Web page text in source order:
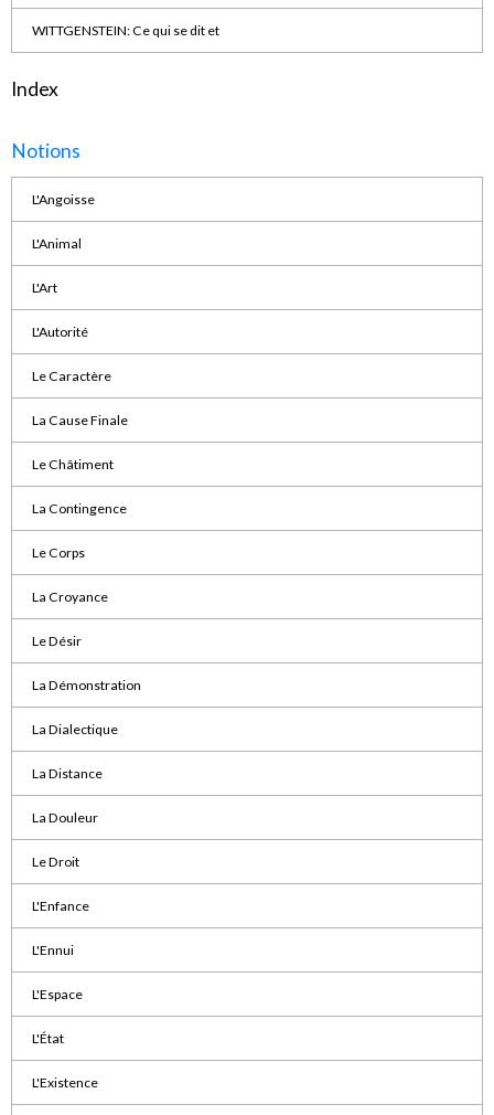
WITTGENSTEIN: Ce qui se dit et
Index
Notions
L'Angoisse
L'Animal
L'Art
L'Autorité
Le Caractère
La Cause Finale
Le Châtiment
La Contingence
Le Corps
La Croyance
Le Désir
La Démonstration
La Dialectique
La Distance
La Douleur
Le Droit
L'Enfance
L'Ennui
L'Espace
L'État
L'Existence